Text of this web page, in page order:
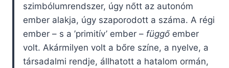
szimbólumrendszer, úgy nőtt az autonóm
ember alakja, úgy szaporodott a száma. A régi
ember – s a ’primitív’ ember – függő ember
volt. Akármilyen volt a bőre színe, a nyelve, a
társadalmi rendje, állhatott a hatalom ormán,